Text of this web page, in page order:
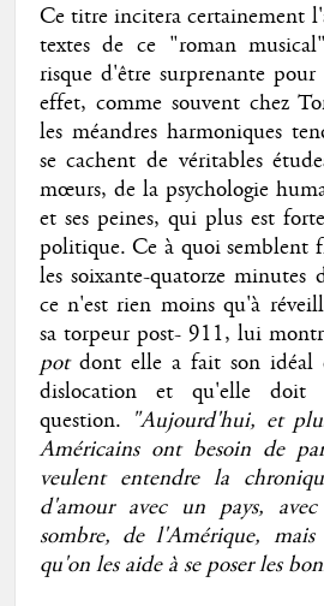
Ce titre incitera certainement
textes de ce "roman
risque d'être surprenante
effet, comme souvent chez
les méandres harmoniques
se cachent de véritables
mœurs, de la psychologie
et ses peines, qui plus est
politique. Ce à quoi semblent
les soixante-quatorze minutes
ce n'est rien moins qu'à
sa torpeur post- 911, lui
potdont elle a fait son idéal
dislocation et qu'elle doit
question. "Aujourd'hui, et
Américains ont besoin de
veulent entendre la
d'amour avec un pays,
sombre, de l'Amérique,
qu'on les aide à se poser les